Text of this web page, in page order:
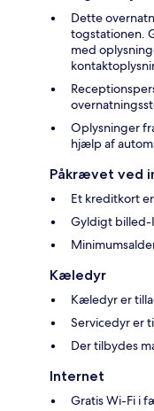
Dette
togstationen.
med
Oplysninger
hjælp af
Påkrævet ved
Et kreditkort
Gyldigt
Kæledyr
Kæledyr er
Servicedyr er
Der tilbydes
Internet
Gratis Wi-Fi i